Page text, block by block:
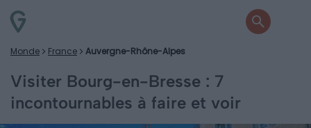
Monde France Auvergne-Rhône-Alpes
Visiter Bourg-en-Bresse : 7
incontournables à faire et voir